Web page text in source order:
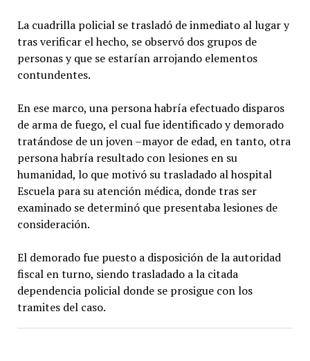
La cuadrilla policial se trasladó de inmediato al lugar y
tras verificar el hecho, se observó dos grupos de
personas y que se estarían arrojando elementos
contundentes.
En ese marco, una persona habría efectuado disparos
de arma de fuego, el cual fue identificado y demorado
tratándose de un joven –mayor de edad, en tanto, otra
persona habría resultado con lesiones en su
humanidad, lo que motivó su trasladado al hospital
Escuela para su atención médica, donde tras ser
examinado se determinó que presentaba lesiones de
consideración.
El demorado fue puesto a disposición de la autoridad
fiscal en turno, siendo trasladado a la citada
dependencia policial donde se prosigue con los
tramites del caso.